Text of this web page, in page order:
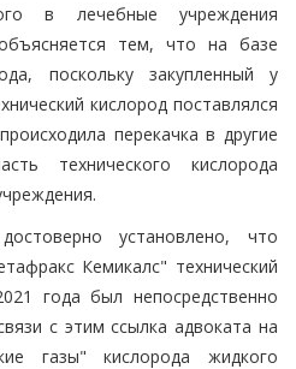
в лечебные учреждения
тем, что на базе
поскольку закупленный у
кислород поставлялся
перекачка в другие
технического кислорода
установлено, что
Кемикалс" технический
года был непосредственно
с этим ссылка адвоката на
газы" кислорода жидкого